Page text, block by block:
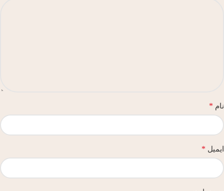
نام *
ایمیل *